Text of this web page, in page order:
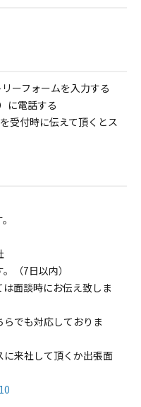
ーフォームを入力する
に電話する
受付時に伝えて頂くとス
（7日以内）
面談時にお伝え致しま
でも対応しておりま
来社して頂くか出張面